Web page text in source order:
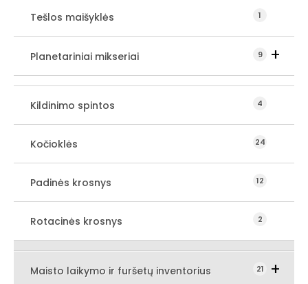
Tešlos maišyklės 1
Planetariniai mikseriai 9
Expand Secondary
Kildinimo spintos 4
Kočioklės 24
Padinės krosnys 12
Rotacinės krosnys 2
Maisto laikymo ir furšetų inventorius 21
Expand